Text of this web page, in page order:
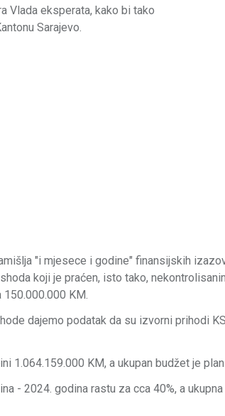
Vlada eksperata, kako bi tako
Sarajevo.
"i mjesece i godine" finansijskih
koji je praćen, isto tako,
KM.
dajemo podatak da su izvorni prihodi
1.064.159.000 KM, a ukupan budžet je
- 2024. godina rastu za cca 40%, a